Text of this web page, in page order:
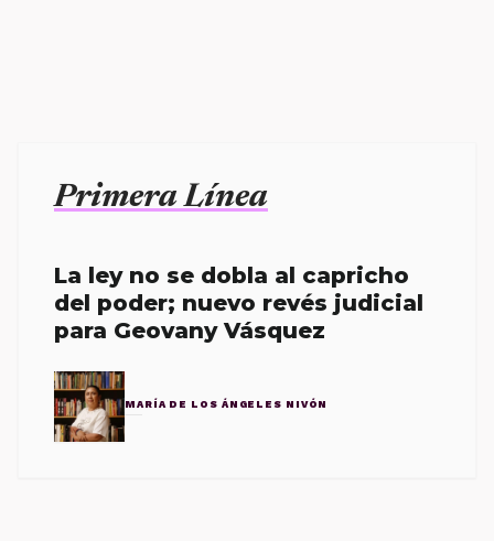
Primera Línea
La ley no se dobla al capricho
del poder; nuevo revés judicial
para Geovany Vásquez
MARÍA DE LOS ÁNGELES NIVÓN